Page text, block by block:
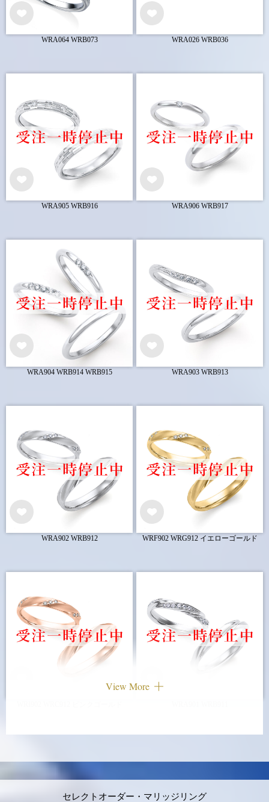
WRA064 WRB073 WRA026 WRB036
WRA905 WRB916 WRA906 WRB917
WRA904 WRB914 WRB915 WRA903 WRB913
WRA902 WRB912 WRF902 WRG912 イエローゴールド
View More
セレクトオーダー・マリッジリング